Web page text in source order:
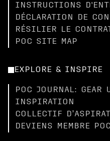
INSTRUCTIONS
DÉCLARATION DE
RÉSILIER LE CONTRAT
POC SITE MAP
EXPLORE & INSPIRE
POC JOURNAL: GEAR
INSPIRATION
COLLECTIF
DEVIENS MEMBRE POC